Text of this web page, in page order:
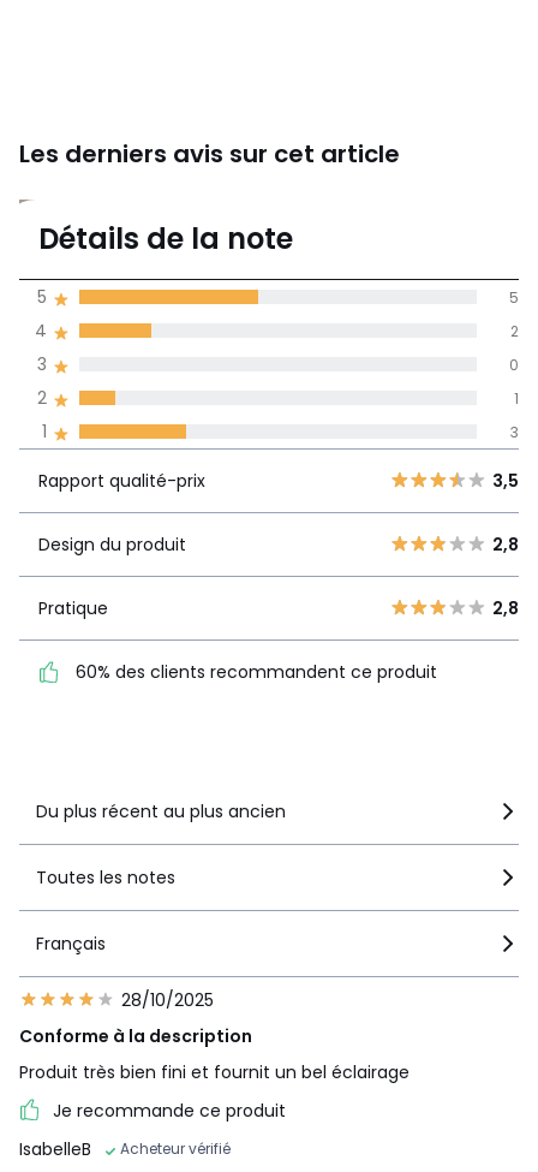
Les derniers avis sur cet article
3,5
moyenne des avis
dans toutes les
1 3
2
3 0
4
5 3,5
2,8
2,8
recommandent ce produit
Détails de la note
1 3
2 1
3 0
4 2
5 5
Rapport qualité-prix 3,5
Design du produit 2,8
Pratique 2,8
60% des clients recommandent ce produit
Du plus récent au plus ancien
Toutes les notes
Français
28/10/2025
Conforme à la description
Produit très bien fini et fournit un bel éclairage
Je recommande ce produit
IsabelleB
Acheteur vérifié